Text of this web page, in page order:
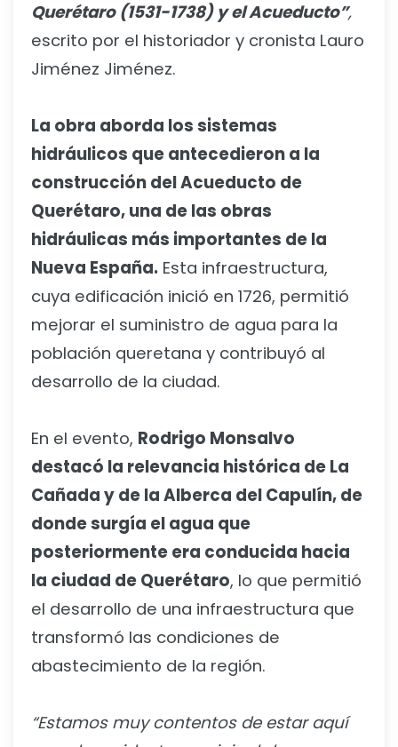
Querétaro (1531-1738) y el Acueducto”,
escrito por el historiador y cronista Lauro
Jiménez Jiménez.
La obra aborda los sistemas
hidráulicos que antecedieron a la
construcción del Acueducto de
Querétaro, una de las obras
hidráulicas más importantes de la
Nueva España. Esta infraestructura,
cuya edificación inició en 1726, permitió
mejorar el suministro de agua para la
población queretana y contribuyó al
desarrollo de la ciudad.
En el evento, Rodrigo Monsalvo
destacó la relevancia histórica de La
Cañada y de la Alberca del Capulín, de
donde surgía el agua que
posteriormente era conducida hacia
la ciudad de Querétaro, lo que permitió
el desarrollo de una infraestructura que
transformó las condiciones de
abastecimiento de la región.
“Estamos muy contentos de estar aquí